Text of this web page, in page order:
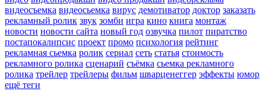
видеосъемка видеосьемка вирус демотиватор доктор заказать
рекламный ролик звук зомби игра кино книга монтаж
новости новости сайта новый год озвучка пилот пиратство
постапокалипсис проект промо психология рейтинг
рекламная сьемка ролик сериал сеть статья стоимость
рекламного ролика сценарий съёмка сьемка рекламного
ролика трейлер трейлеры фильм шварценеггер эффекты юмор
ещё теги